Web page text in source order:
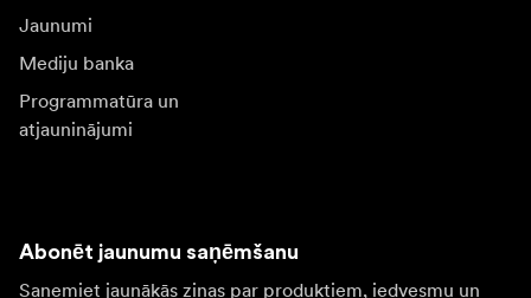
Jaunumi
Mediju banka
Programmatūra un
atjauninājumi
Abonēt jaunumu saņēmšanu
Saņemiet jaunākās ziņas par produktiem, iedvesmu un